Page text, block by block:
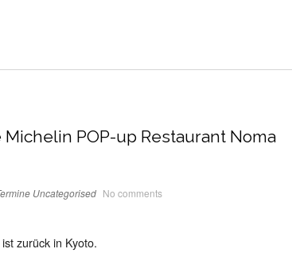
Michelin POP-up Restaurant Noma
Uncategorised No comments
zurück in Kyoto.